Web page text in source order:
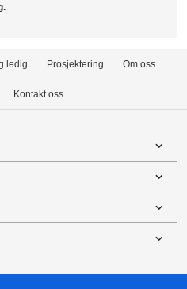
ledig Prosjektering Om oss
Kontakt oss